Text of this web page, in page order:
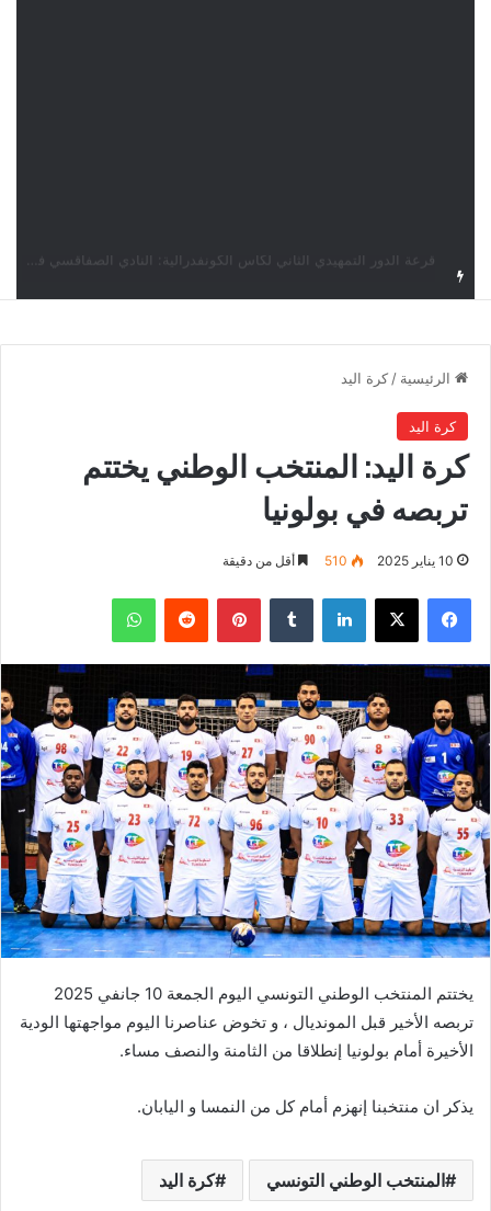
الرئيسية / كرة اليد
كرة اليد
كرة اليد: المنتخب الوطني يختتم
تربصه في بولونيا
10 يناير 2025 510 أقل من دقيقة
فيسبوك ‫X لينكدإن بينتيريست واتساب
يختتم المنتخب الوطني التونسي اليوم الجمعة 10 جانفي 2025
تربصه الأخير قبل المونديال ، و تخوض عناصرنا اليوم مواجهتها الودية
الأخيرة أمام بولونيا إنطلاقا من الثامنة والنصف مساء.
يذكر ان منتخبنا إنهزم أمام كل من النمسا و اليابان.
المنتخب الوطني التونسي كرة اليد